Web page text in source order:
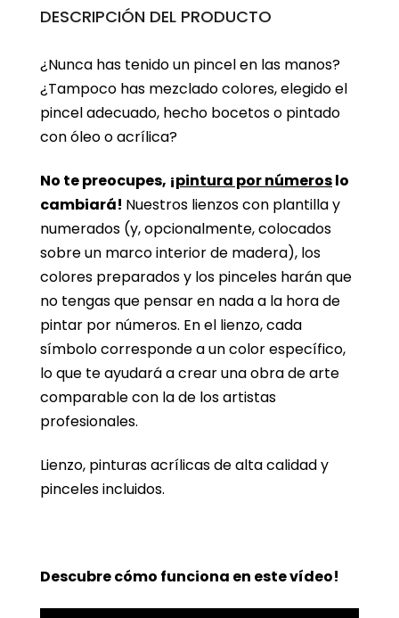
DESCRIPCIÓN DEL PRODUCTO
¿Nunca has tenido un pincel en las manos?
¿Tampoco has mezclado colores, elegido el
pincel adecuado, hecho bocetos o pintado
con óleo o acrílica?
No te preocupes, ¡pintura por númeroslo
cambiará! Nuestros lienzos con plantilla y
numerados (y, opcionalmente, colocados
sobre un marco interior de madera), los
colores preparados y los pinceles harán que
no tengas que pensar en nada a la hora de
pintar por números. En el lienzo, cada
símbolo corresponde a un color específico,
lo que te ayudará a crear una obra de arte
comparable con la de los artistas
profesionales.
Lienzo, pinturas acrílicas de alta calidad y
pinceles incluidos.
Descubre cómo funciona en este vídeo!